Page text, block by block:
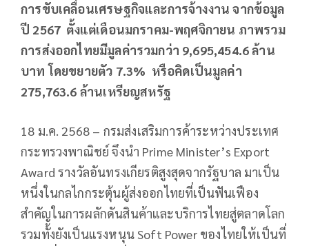
การขับเคลื่อนเศรษฐกิจและการจ้างงาน จากข้อมูล
ปี 2567 ตั้งแต่เดือนมกราคม-พฤศจิกายน ภาพรวม
การส่งออกไทยมีมูลค่ารวมกว่า 9,695,454.6 ล้าน
บาท โดยขยายตัว 7.3% หรือคิดเป็นมูลค่า
275,763.6 ล้านเหรียญสหรัฐ
18 ม.ค. 2568 – กรมส่งเสริมการค้าระหว่างประเทศ
กระทรวงพาณิชย์ จึงนำ Prime Minister’s Export
Award รางวัลอันทรงเกียรติสูงสุดจากรัฐบาล มาเป็น
หนึ่งในกลไกกระตุ้นผู้ส่งออกไทยที่เป็นฟันเฟือง
สำคัญในการผลักดันสินค้าและบริการไทยสู่ตลาดโลก
รวมทั้งยังเป็นแรงหนุน Soft Power ของไทยให้เป็นที่